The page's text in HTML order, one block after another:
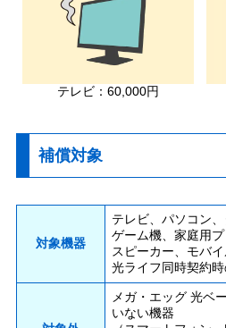
テレビ：60,000円
補償対象
対象機器
テレビ、パソコン
ゲーム機、家庭用
スピーカー、モバ
光ライフ同時契約
メガ・エッグ 光ベ
いない機器